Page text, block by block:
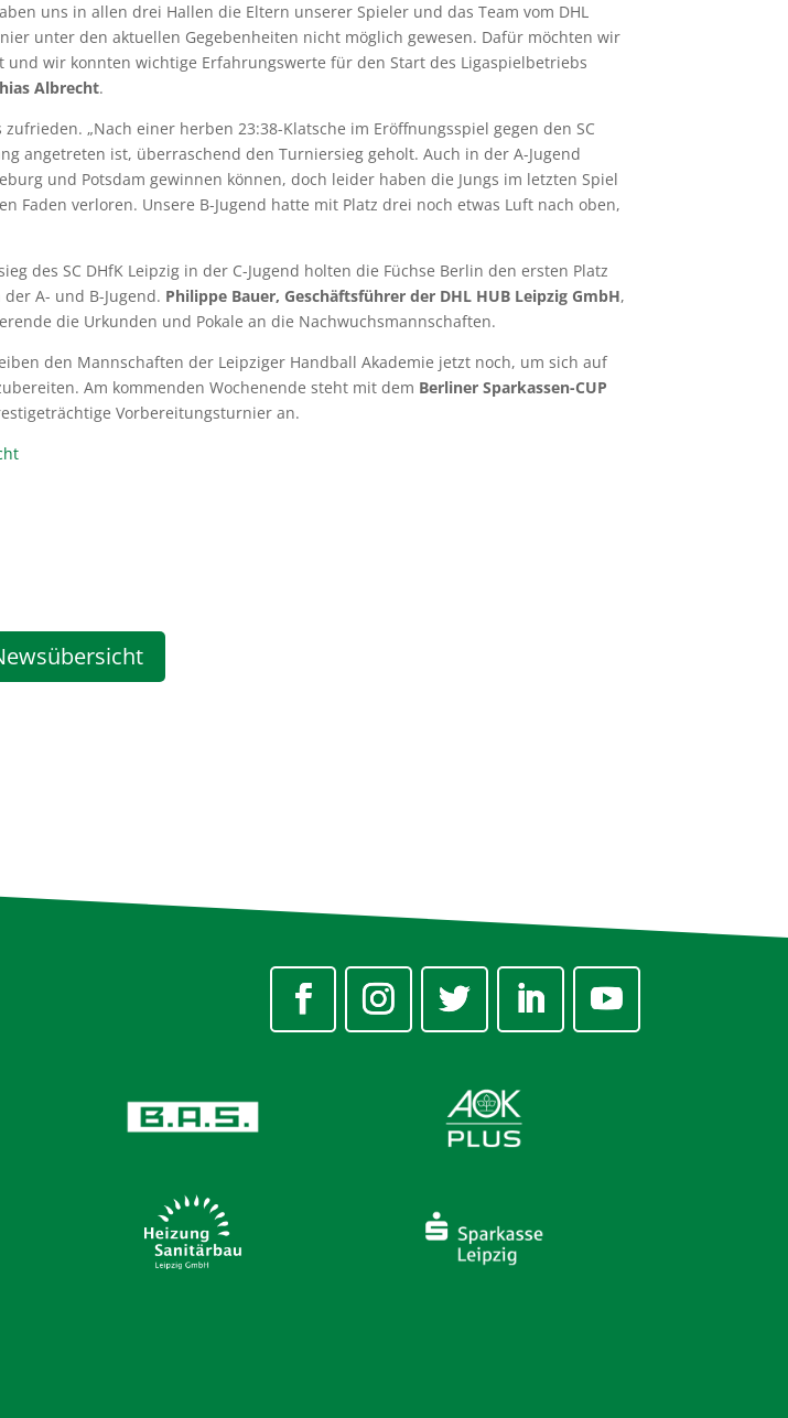
uns in allen drei Hallen die Eltern unserer Spieler und das Team vom DHL
unter den aktuellen Gegebenheiten nicht möglich gewesen. Dafür möchten wir
wir konnten wichtige Erfahrungswerte für den Start des Ligaspielbetriebs
Albrecht.
„Nach einer herben 23:38-Klatsche im Eröffnungsspiel gegen den SC
angetreten ist, überraschend den Turniersieg geholt. Auch in der A-Jugend
und Potsdam gewinnen können, doch leider haben die Jungs im letzten Spiel
Faden verloren. Unsere B-Jugend hatte mit Platz drei noch etwas Luft nach oben,
des SC DHfK Leipzig in der C-Jugend holten die Füchse Berlin den ersten Platz
A- und B-Jugend. Philippe Bauer, Geschäftsführer der DHL HUB Leipzig GmbH,
die Urkunden und Pokale an die Nachwuchsmannschaften.
den Mannschaften der Leipziger Handball Akademie jetzt noch, um sich auf
Am kommenden Wochenende steht mit dem Berliner Sparkassen-CUP
Vorbereitungsturnier an.